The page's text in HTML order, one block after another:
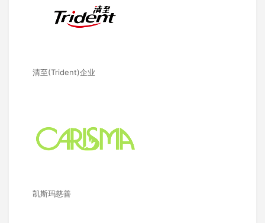
清至(Trident)企业
凯斯玛慈善